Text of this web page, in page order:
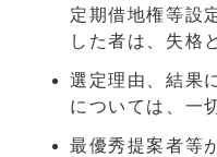
定期借地権等設
した者は、失格
選定理由、結果
については、一
最優秀提案者等